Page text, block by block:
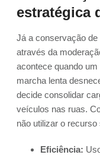
estratégica
Já a conservação
através da
acontece quando
marcha lenta
decide consolidar
veículos nas ruas.
não utilizar o
Eficiência: